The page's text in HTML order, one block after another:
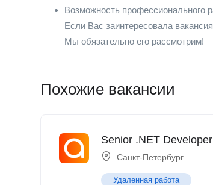
Возможность профессионального
Если Вас заинтересовала
Мы обязательно его рассмотрим!
Похожие вакансии
Senior .NET Developer
Санкт-Петербург
Удаленная работа